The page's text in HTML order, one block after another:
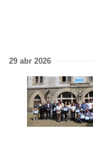
29 abr 2026